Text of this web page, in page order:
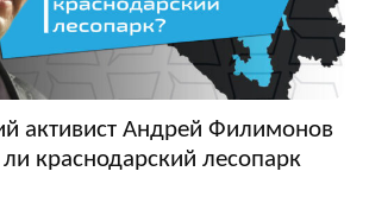
активист Андрей Филимонов
краснодарский лесопарк